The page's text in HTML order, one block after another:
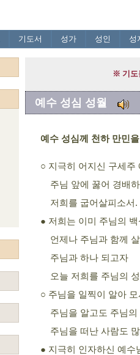
기도서 성가 성인 성
예수 성심 성월
예수 성심께 천하 만민
○ 지극히 어지신 구세주
주님 앞에 꿇어 경배
저희를 굽어살피소서.
● 저희는 이미 주님의
언제나 주님과 함께
주님과 하나 되고자
오늘 저희를 주님의
○ 주님을 일찍이 알아
주님을 알고도 주님의
주님을 떠난 사람도
● 지극히 인자하신 예수